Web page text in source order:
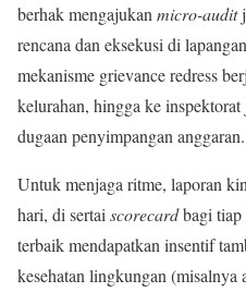
berhak mengajukan micro-audit
rencana dan eksekusi di
mekanisme grievance redress
kelurahan, hingga ke
dugaan penyimpangan anggaran.
Untuk menjaga ritme, laporan
hari, di sertai scorecardbagi tiap
terbaik mendapatkan insentif
kesehatan lingkungan (misalnya